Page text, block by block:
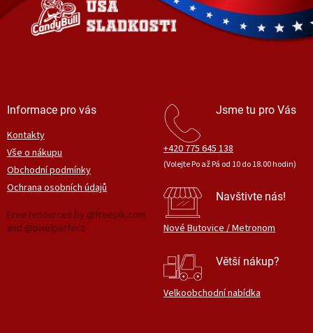
í
Informace pro vás
Kontakty
Vše o nákupu
Obchodní podmínky
Ochrana osobních údajů
Free resources by @freepik.com
and @pixelperfect
Jsme tu pro Vás
+420 775 645 138
(Volejte Po až Pá od 10 do 18.00 hodin)
Navštivte nás!
Nové Butovice / Metronom
Větší nákup?
Velkoobchodní nabídka